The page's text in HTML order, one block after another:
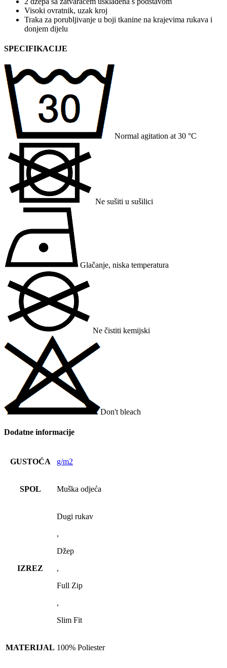
Visoki ovratnik, uzak kroj
Traka za porubljivanje u boji tkanine na krajevima rukava i
donjem dijelu
SPECIFIKACIJE
Normal agitation at 30 °C
Ne sušiti u sušilici
Glačanje, niska temperatura
Ne čistiti kemijski
Don't bleach
Dodatne informacije
GUSTOĆA g/m2
SPOL Muška odjeća
IZREZ
Dugi rukav
,
Džep
,
Full Zip
,
Slim Fit
MATERIJAL 100% Poliester